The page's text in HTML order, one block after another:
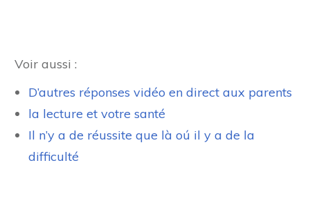
Voir aussi :
D’autres réponses vidéo en direct aux parents
la lecture et votre santé
Il n’y a de réussite que là oú il y a de la
difficulté